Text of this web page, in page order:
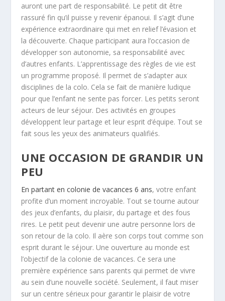
auront une part de responsabilité. Le petit dit être
rassuré fin qu’il puisse y revenir épanoui. Il s’agit d’une
expérience extraordinaire qui met en relief l’évasion et
la découverte. Chaque participant aura l’occasion de
développer son autonomie, sa responsabilité avec
d’autres enfants. L’apprentissage des règles de vie est
un programme proposé. Il permet de s’adapter aux
disciplines de la colo. Cela se fait de manière ludique
pour que l’enfant ne sente pas forcer. Les petits seront
acteurs de leur séjour. Des activités en groupes
développent leur partage et leur esprit d’équipe. Tout se
fait sous les yeux des animateurs qualifiés.
UNE OCCASION DE GRANDIR UN
PEU
En partant en colonie de vacances 6 ans, votre enfant
profite d’un moment incroyable. Tout se tourne autour
des jeux d’enfants, du plaisir, du partage et des fous
rires. Le petit peut devenir une autre personne lors de
son retour de la colo. Il aère son corps tout comme son
esprit durant le séjour. Une ouverture au monde est
l’objectif de la colonie de vacances. Ce sera une
première expérience sans parents qui permet de vivre
au sein d’une nouvelle société. Seulement, il faut miser
sur un centre sérieux pour garantir le plaisir de votre